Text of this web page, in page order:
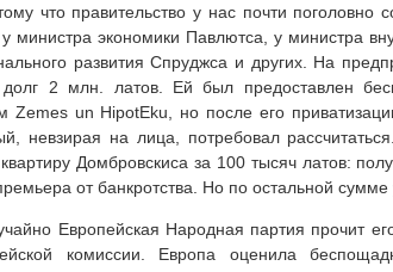
что правительство у нас почти поголовно
министра экономики Павлютса, у министра
развития Спруджса и других. На
долг 2 млн. латов. Ей был предоставлен
Zemes un HipotEku, но после его
невзирая на лица, потребовал
Домбровскиса за 100 тысяч латов:
от банкротства. Но по остальной сумме
Европейская Народная партия прочит
комиссии. Европа оценила